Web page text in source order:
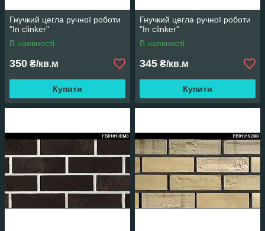
Гнучкий цегла ручної роботи
"In clinker"
В наявності
350 ₴/кв.м
Купити
Гнучкий цегла ручної роботи
"In clinker"
В наявності
345 ₴/кв.м
Купити